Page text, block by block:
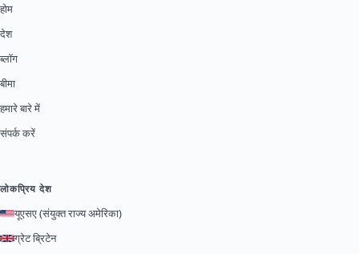
होम
देश
ब्लॉग
बीमा
हमारे बारे में
संपर्क करें
लोकप्रिय देश
यूएसए (संयुक्त राज्य अमेरिका)
ग्रेट ब्रिटेन